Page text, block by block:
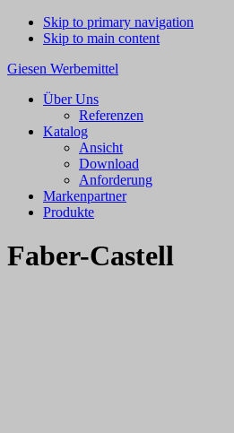
Skip to primary navigation
Skip to main content
Giesen Werbemittel
Über Uns
Referenzen
Katalog
Ansicht
Download
Anforderung
Markenpartner
Produkte
Faber-Castell